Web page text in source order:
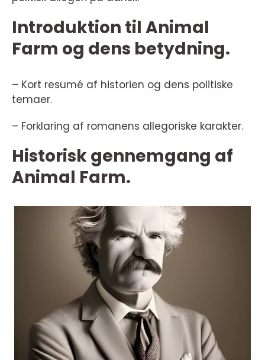
Introduktion til Animal
Farm og dens betydning.
– Kort resumé af historien og dens politiske
temaer.
– Forklaring af romanens allegoriske karakter.
Historisk gennemgang af
Animal Farm.